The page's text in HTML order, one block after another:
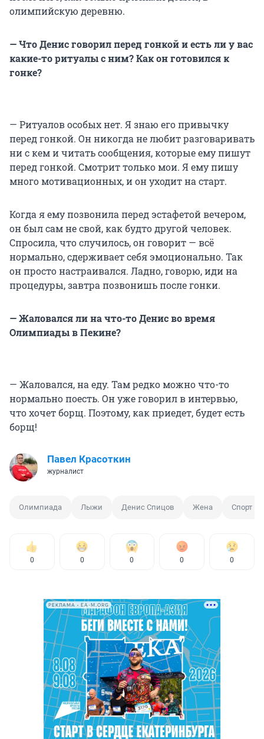
олимпийскую деревню.
— Что Денис говорил перед гонкой и есть ли у вас
какие-то ритуалы с ним? Как он готовился к
гонке?
— Ритуалов особых нет. Я знаю его привычку
перед гонкой. Он никогда не любит разговаривать
ни с кем и читать сообщения, которые ему пишут
перед гонкой. Смотрит только мои. Я ему пишу
много мотивационных, и он уходит на старт.
Когда я ему позвонила перед эстафетой вечером,
он был сам не свой, как будто другой человек.
Спросила, что случилось, он говорит — всё
нормально, сдерживает себя эмоционально. Так
он просто настраивался. Ладно, говорю, иди на
процедуры, завтра позвонишь после гонки.
— Жаловался ли на что-то Денис во время
Олимпиады в Пекине?
— Жаловался, на еду. Там редко можно что-то
нормально поесть. Он уже говорил в интервью,
что хочет борщ. Поэтому, как приедет, будет есть
борщ!
Павел Красоткин
журналист
Олимпиада Лыжи Денис Спицов Жена Спорт
0 0 0 0 0
РЕКЛАМА • EA-M.ORG